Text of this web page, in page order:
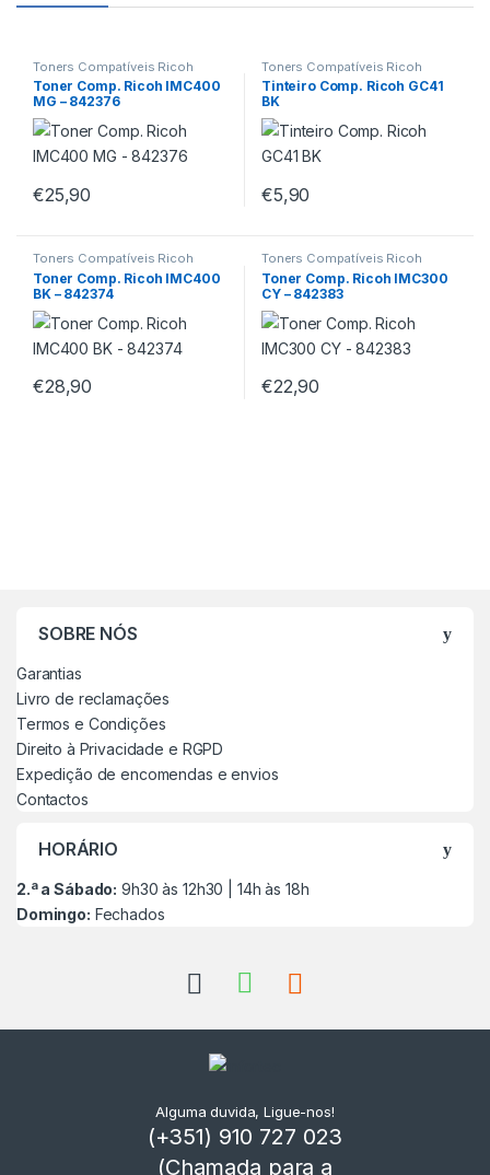
Toners Compatíveis Ricoh
Toner Comp. Ricoh IMC400
MG – 842376
€25,90
Toners Compatíveis Ricoh
Tinteiro Comp. Ricoh GC41
BK
€5,90
Toners Compatíveis Ricoh
Toner Comp. Ricoh IMC400
BK – 842374
€28,90
Toners Compatíveis Ricoh
Toner Comp. Ricoh IMC300
CY – 842383
€22,90
SOBRE NÓS
Garantias
Livro de reclamações
Termos e Condições
Direito à Privacidade e RGPD
Expedição de encomendas e envios
Contactos
HORÁRIO
2.ª a Sábado: 9h30 às 12h30 | 14h às 18h
Domingo: Fechados
Alguma duvida, Ligue-nos!
(+351) 910 727 023
(Chamada para a